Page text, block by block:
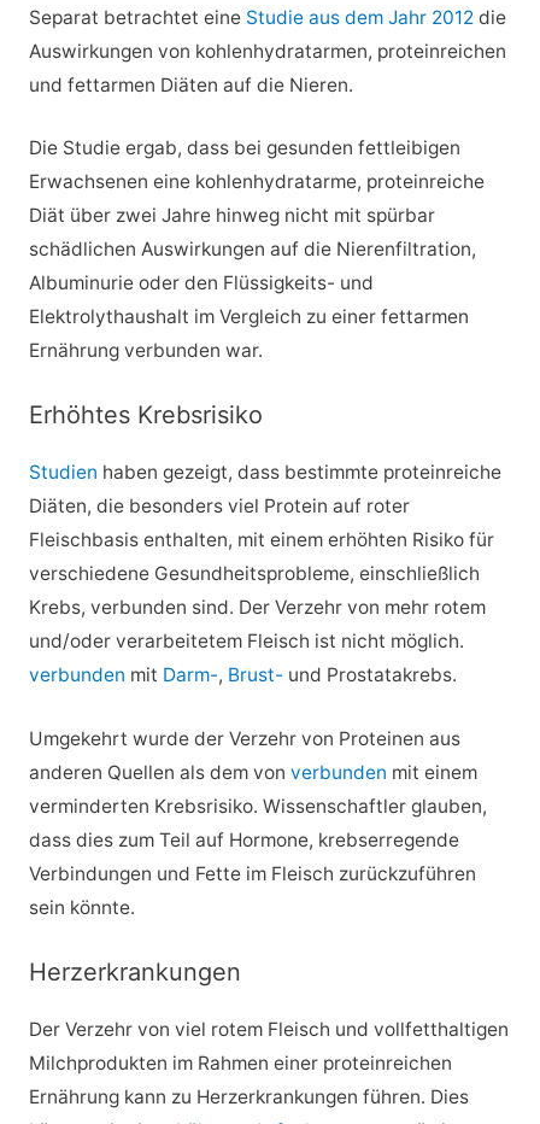
Separat betrachtet eine Studie aus dem Jahr 2012 die
Auswirkungen von kohlenhydratarmen, proteinreichen
und fettarmen Diäten auf die Nieren.
Die Studie ergab, dass bei gesunden fettleibigen
Erwachsenen eine kohlenhydratarme, proteinreiche
Diät über zwei Jahre hinweg nicht mit spürbar
schädlichen Auswirkungen auf die Nierenfiltration,
Albuminurie oder den Flüssigkeits- und
Elektrolythaushalt im Vergleich zu einer fettarmen
Ernährung verbunden war.
Erhöhtes Krebsrisiko
Studien haben gezeigt, dass bestimmte proteinreiche
Diäten, die besonders viel Protein auf roter
Fleischbasis enthalten, mit einem erhöhten Risiko für
verschiedene Gesundheitsprobleme, einschließlich
Krebs, verbunden sind. Der Verzehr von mehr rotem
und/oder verarbeitetem Fleisch ist nicht möglich.
verbunden mit Darm-, Brust- und Prostatakrebs.
Umgekehrt wurde der Verzehr von Proteinen aus
anderen Quellen als dem von verbunden mit einem
verminderten Krebsrisiko. Wissenschaftler glauben,
dass dies zum Teil auf Hormone, krebserregende
Verbindungen und Fette im Fleisch zurückzuführen
sein könnte.
Herzerkrankungen
Der Verzehr von viel rotem Fleisch und vollfetthaltigen
Milchprodukten im Rahmen einer proteinreichen
Ernährung kann zu Herzerkrankungen führen. Dies